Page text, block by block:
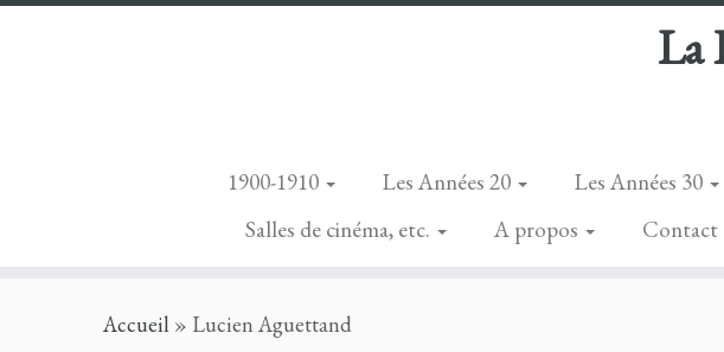
La
1900-1910 Les Années 20 Les Années 30
Salles de cinéma, etc.
A propos Contact
Accueil » Lucien Aguettand